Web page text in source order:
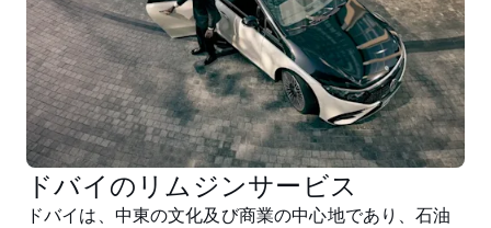
ドバイのリムジンサービス
ドバイは、中東の文化及び商業の中心地であり、石油